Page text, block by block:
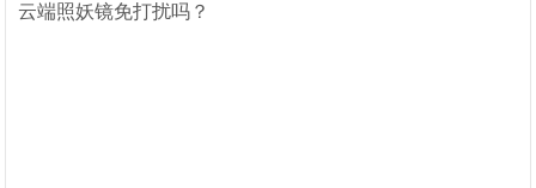
云端照妖镜免打扰吗？